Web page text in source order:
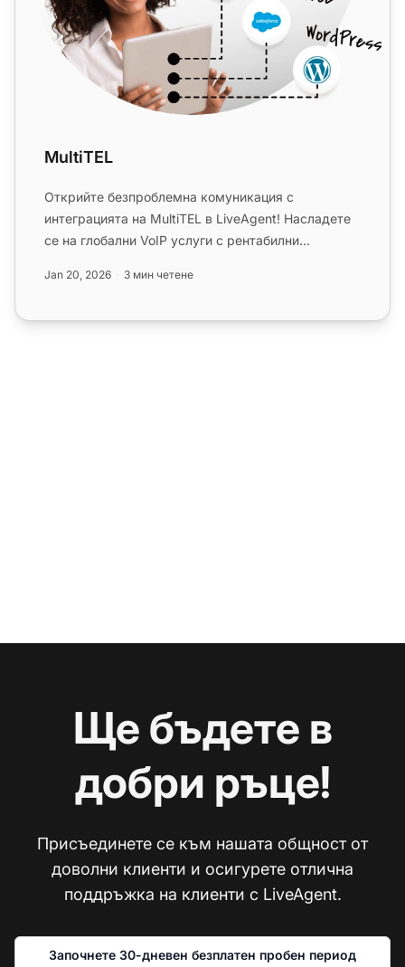
MultiTEL
Открийте безпроблемна комуникация с
интеграцията на MultiTEL в LiveAgent! Насладете
се на глобални VoIP услуги с рентабилни
Jan 20, 2026 3 мин четене
Ще бъдете в
добри ръце!
Присъединете се към нашата общност от
доволни клиенти и осигурете отлична
поддръжка на клиенти с LiveAgent.
Започнете 30-дневен безплатен пробен период